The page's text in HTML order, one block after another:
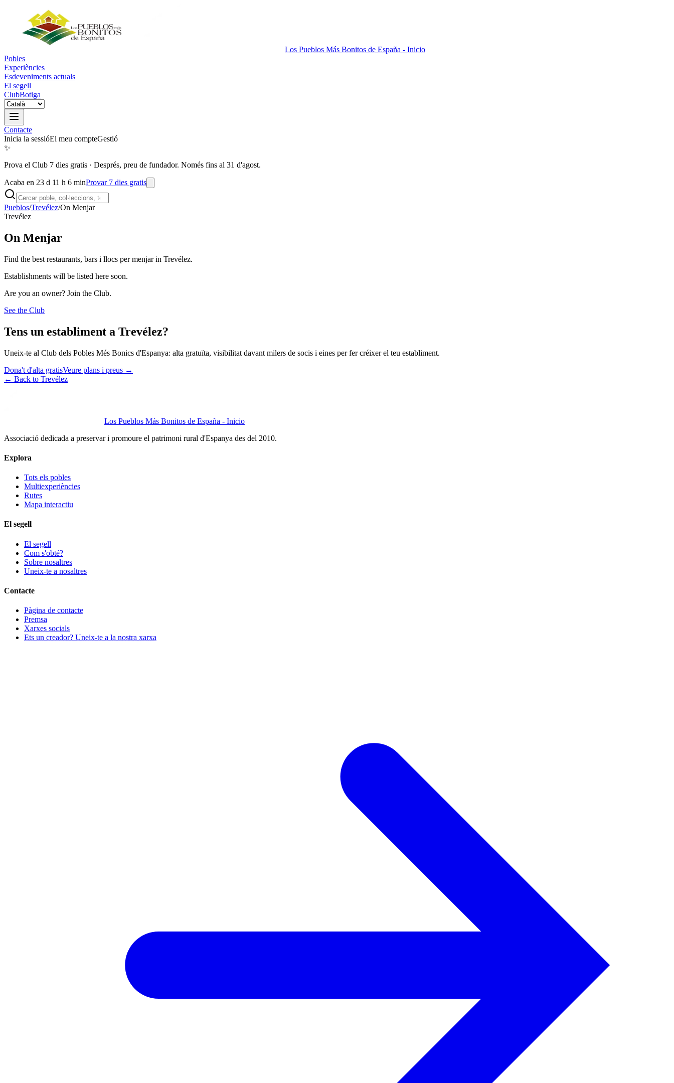
Los Pueblos Más Bonitos de España - Inicio
Pobles
Experiències
Esdeveniments actuals
El segell
ClubBotiga
Contacte
Inicia la sessióEl meu compteGestió
✨
Prova el Club 7 dies gratis · Després, preu de fundador. Només fins al 31 d'agost.
Acaba en 23 d 11 h 6 minProvar 7 dies gratis
Pueblos/Trevélez/On Menjar
Trevélez
On Menjar
Find the best restaurants, bars i llocs per menjar in Trevélez.
Establishments will be listed here soon.
Are you an owner? Join the Club.
See the Club
Tens un establiment a Trevélez?
Uneix-te al Club dels Pobles Més Bonics d'Espanya: alta gratuïta, visibilitat davant milers de socis i eines per fer créixer el teu establiment.
Dona't d'alta gratisVeure plans i preus →
← Back to Trevélez
Los Pueblos Más Bonitos de España - Inicio
Associació dedicada a preservar i promoure el patrimoni rural d'Espanya des del 2010.
Explora
Tots els pobles
Multiexperiències
Rutes
Mapa interactiu
El segell
El segell
Com s'obté?
Sobre nosaltres
Uneix-te a nosaltres
Contacte
Pàgina de contacte
Premsa
Xarxes socials
Ets un creador? Uneix-te a la nostra xarxa